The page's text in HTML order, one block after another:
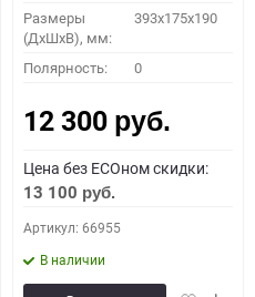
Размеры
(ДхШхВ), мм:
393x175x190
Полярность: 0
12 300 руб.
Цена без ECOном скидки:
13 100 руб.
Артикул: 66955
В наличии